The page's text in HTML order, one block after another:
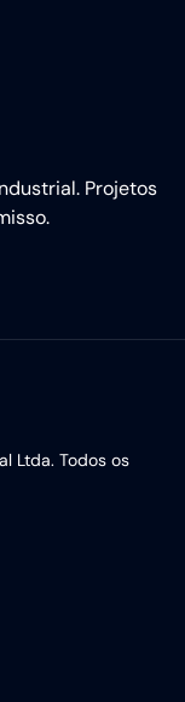
Projetos
Ltda. Todos os